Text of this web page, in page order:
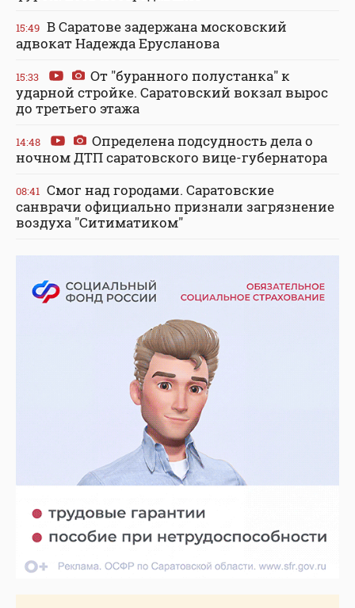
15:49 В Саратове задержана московский
адвокат Надежда Ерусланова
15:33
От "буранного полустанка" к
ударной стройке. Саратовский вокзал вырос
до третьего этажа
14:48
Определена подсудность дела о
ночном ДТП саратовского вице-губернатора
08:41 Смог над городами. Саратовские
санврачи официально признали загрязнение
воздуха "Ситиматиком"